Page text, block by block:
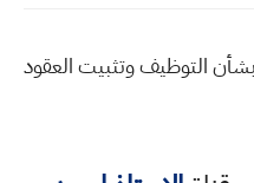
التوظيف وتثبيت العقود